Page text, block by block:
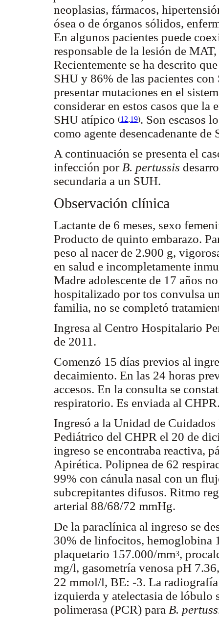
neoplasias, fármacos,
ósea o de órganos sólidos,
En algunos pacientes puede
responsable de la lesión de
Recientemente se ha descrito
SHU y 86% de las pacientes con
presentar mutaciones en el
considerar en estos casos que la
SHU atípico (12,19). Son escasos
como agente desencadenante de
A continuación se presenta el
infección porB. pertussis
secundaria a un SUH.
Observación clínica
Lactante de 6 meses, sexo
Producto de quinto embarazo.
peso al nacer de 2.900 g,
en salud e incompletamente
Madre adolescente de 17 años
hospitalizado por tos convulsa
familia, no se completó
Ingresa al Centro Hospitalario
de 2011.
Comenzó 15 días previos al
decaimiento. En las 24 horas
accesos. En la consulta se
respiratorio. Es enviada al
Ingresó a la Unidad de
Pediátrico del CHPR el 20 de
ingreso se encontraba reactiva,
Apirética. Polipnea de 62
99% con cánula nasal con un
subcrepitantes difusos. Ritmo
arterial 88/68/72 mmHg.
De la paraclínica al ingreso se
30% de linfocitos, hemoglobina
plaquetario 157.000/mm3,
mg/l, gasometría venosa pH
22 mmol/l, BE: -3. La
izquierda y atelectasia de lóbulo
polimerasa (PCR) para B.